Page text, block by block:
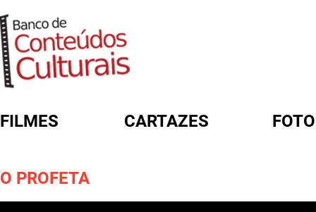
FILMES CARTAZES
O PROFETA